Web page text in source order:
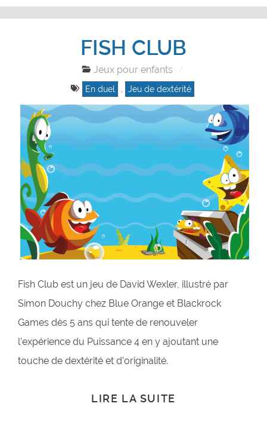
FISH CLUB
Jeux pour enfants
En duel Jeu de dextérité
Fish Club est un jeu de David Wexler, illustré par
Simon Douchy chez Blue Orange et Blackrock
Games dès 5 ans qui tente de renouveler
l’expérience du Puissance 4 en y ajoutant une
touche de dextérité et d’originalité.
LIRE LA SUITE